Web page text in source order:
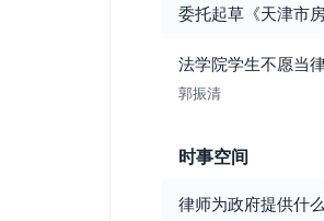
委托起草《天津市
法学院学生不愿当
郭振清
时事空间
律师为政府提供什